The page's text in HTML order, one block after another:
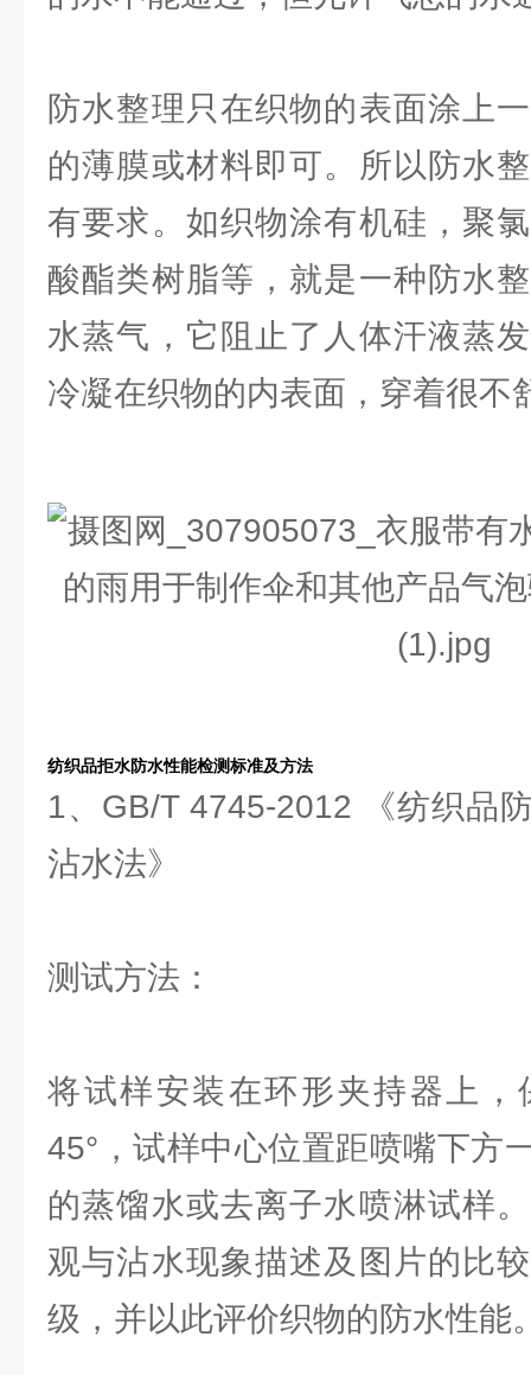
防水整理只在织物的表面涂上
的薄膜或材料即可。所以防水
有要求。如织物涂有机硅，聚
酸酯类树脂等，就是一种防水
水蒸气，它阻止了人体汗液蒸
冷凝在织物的内表面，穿着很不
纺织品拒水防水性能检测标准及方法
1、GB/T 4745-2012 《纺织品
沾水法》
测试方法：
将试样安装在环形夹持器上，
45°，试样中心位置距喷嘴下方
的蒸馏水或去离子水喷淋试样
观与沾水现象描述及图片的比
级，并以此评价织物的防水性能